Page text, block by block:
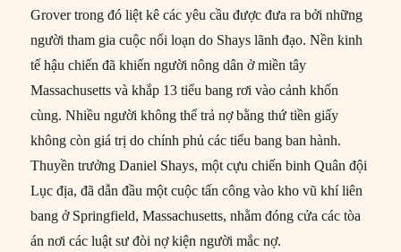
Grover trong đó liệt kê các yêu cầu được đưa ra bởi những
người tham gia cuộc nổi loạn do Shays lãnh đạo. Nền kinh
tế hậu chiến đã khiến người nông dân ở miền tây
Massachusetts và khắp 13 tiểu bang rơi vào cảnh khốn
cùng. Nhiều người không thể trả nợ bằng thứ tiền giấy
không còn giá trị do chính phủ các tiểu bang ban hành.
Thuyền trưởng Daniel Shays, một cựu chiến binh Quân đội
Lục địa, đã dẫn đầu một cuộc tấn công vào kho vũ khí liên
bang ở Springfield, Massachusetts, nhằm đóng cửa các tòa
án nơi các luật sư đòi nợ kiện người mắc nợ.